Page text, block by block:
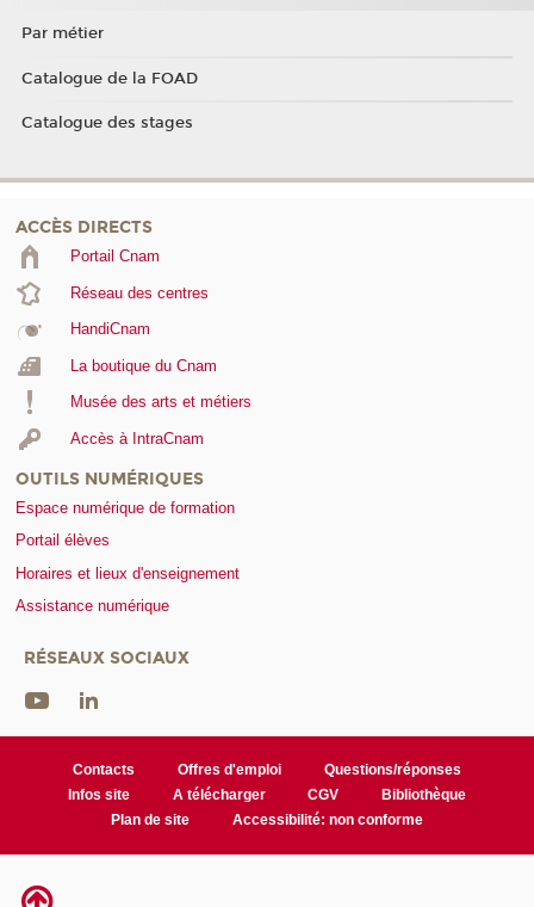
Par métier
Catalogue de la FOAD
Catalogue des stages
ACCÈS DIRECTS
Portail Cnam
Réseau des centres
HandiCnam
La boutique du Cnam
Musée des arts et métiers
Accès à IntraCnam
OUTILS NUMÉRIQUES
Espace numérique de formation
Portail élèves
Horaires et lieux d'enseignement
Assistance numérique
RÉSEAUX SOCIAUX
Contacts Offres d'emploi
Questions/réponses
Infos site
A télécharger CGV
Bibliothèque
Plan de site
Accessibilité: non conforme